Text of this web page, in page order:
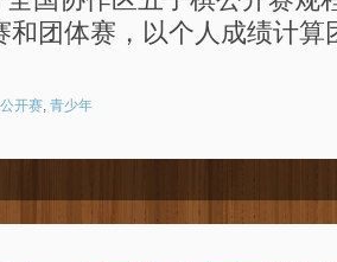
和团体赛，以个人成绩计算
公开赛 青少年